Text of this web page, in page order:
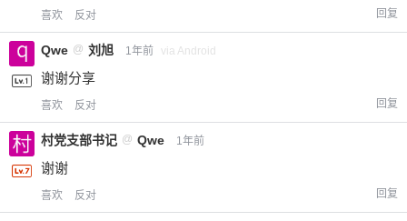
喜欢 反对 回复
Qwe @ 刘旭 1年前 via Android
谢谢分享
喜欢 反对 回复
村党支部书记 @ Qwe 1年前
谢谢
喜欢 反对 回复